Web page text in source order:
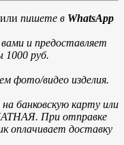
или пишете в WhatsApp
и предоставляет
1000 руб.
фото/видео изделия.
банковскую карту или
При отправке
оплачивает доставку